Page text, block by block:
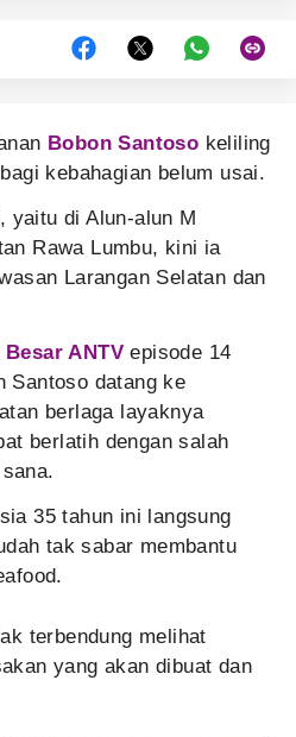
Bobon Santoso keliling
kebahagian belum usai.
yaitu di Alun-alun M
Rawa Lumbu, kini ia
Larangan Selatan dan
Besar ANTV episode 14
Santoso datang ke
berlaga layaknya
berlatih dengan salah
35 tahun ini langsung
tak sabar membantu
terbendung melihat
yang akan dibuat dan